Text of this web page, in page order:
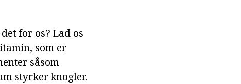
for os? Lad os
som er
såsom
styrker knogler.